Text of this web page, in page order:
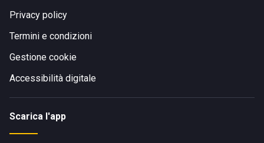
Privacy policy
Termini e condizioni
Gestione cookie
Accessibilità digitale
Scarica l'app